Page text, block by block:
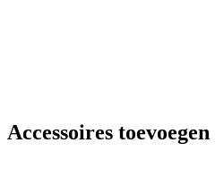
Accessoires toevoegen